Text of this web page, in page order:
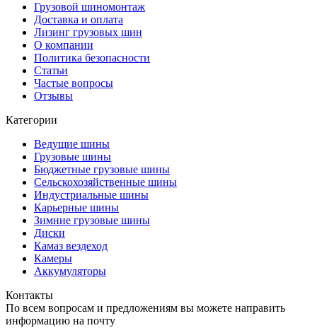
Грузовой шиномонтаж
Доставка и оплата
Лизинг грузовых шин
О компании
Политика безопасности
Статьи
Частые вопросы
Отзывы
Категории
Ведущие шины
Грузовые шины
Бюджетные грузовые шины
Сельскохозяйственные шины
Индустриальные шины
Карьерные шины
Зимние грузовые шины
Диски
Камаз вездеход
Камеры
Аккумуляторы
Контакты
По всем вопросам и предложениям вы можете направить
информацию на почту